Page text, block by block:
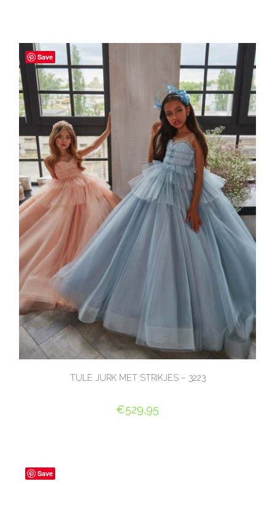
Save
TULE JURK MET STRIKJES – 3223
€529,95
Save